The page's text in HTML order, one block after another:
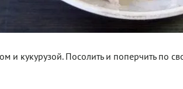
и кукурузой. Посолить и поперчить по